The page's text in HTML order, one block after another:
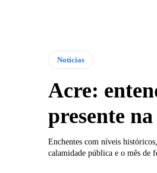
Notícias
Acre:
presente
Enchentes com níveis
calamidade pública e o mês de